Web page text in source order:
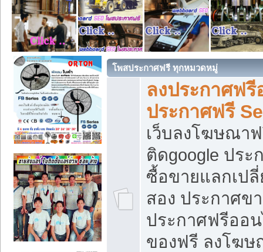
โพสประกาศฟรี ทุกหมวดหมู่
ลงประกาศฟ
ประกาศฟรี
เว็บลงโฆษณา
ติดgoogle ปร
ซื้อขายแลกเป
สอง ประกาศข
ประกาศฟรีออ
ของฟรี ลงโฆ